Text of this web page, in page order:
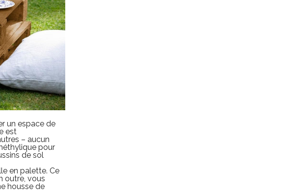
un espace de
est
– aucun
pour
de sol
en palette. Ce
outre, vous
housse de